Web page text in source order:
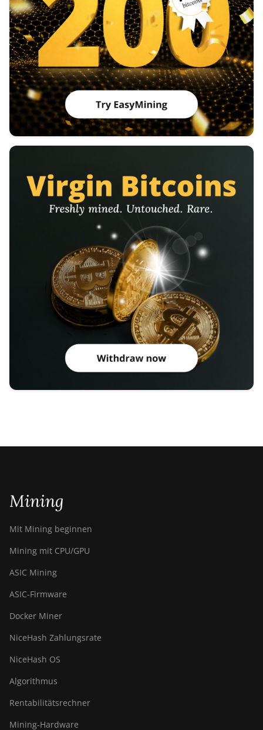
Mining
Mit Mining beginnen
Mining mit CPU/GPU
ASIC Mining
ASIC-Firmware
Docker Miner
NiceHash Zahlungsrate
NiceHash OS
Algorithmus
Rentabilitätsrechner
Mining-Hardware